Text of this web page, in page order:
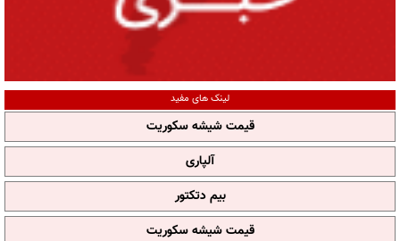
لینک های مفید
قیمت شیشه سکوریت
آلپاری
بیم دتکتور
قیمت شیشه سکوریت